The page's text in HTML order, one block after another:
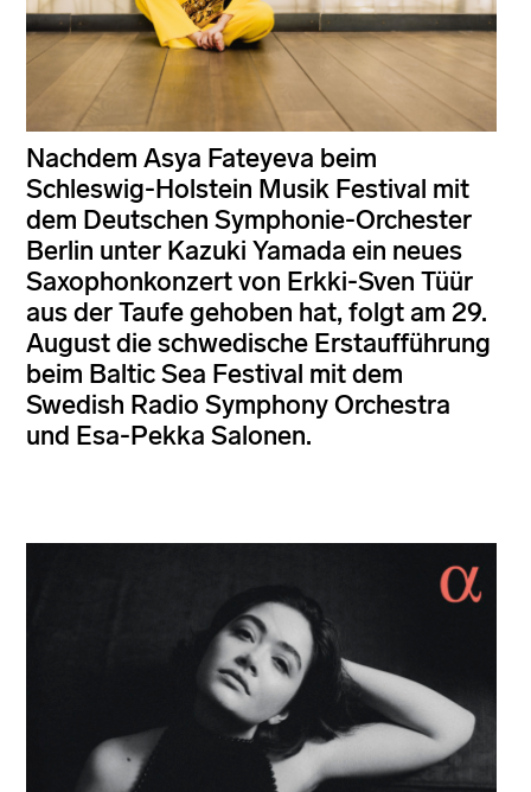
Nachdem Asya Fateyeva beim
Schleswig-Holstein Musik Festival mit
dem Deutschen Symphonie-Orchester
Berlin unter Kazuki Yamada ein neues
Saxophonkonzert von Erkki-Sven Tüür
aus der Taufe gehoben hat, folgt am 29.
August die schwedische Erstaufführung
beim Baltic Sea Festival mit dem
Swedish Radio Symphony Orchestra
und Esa-Pekka Salonen.